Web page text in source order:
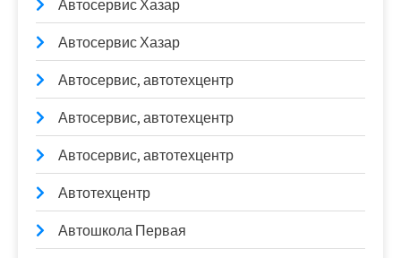
Автосервис Хазар
Автосервис Хазар
Автосервис, автотехцентр
Автосервис, автотехцентр
Автосервис, автотехцентр
Автотехцентр
Автошкола Первая